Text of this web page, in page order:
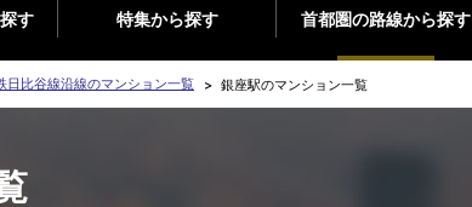
す 特集から探す 首都圏の路線から探す
日比谷線沿線のマンション一覧 銀座駅のマンション一覧